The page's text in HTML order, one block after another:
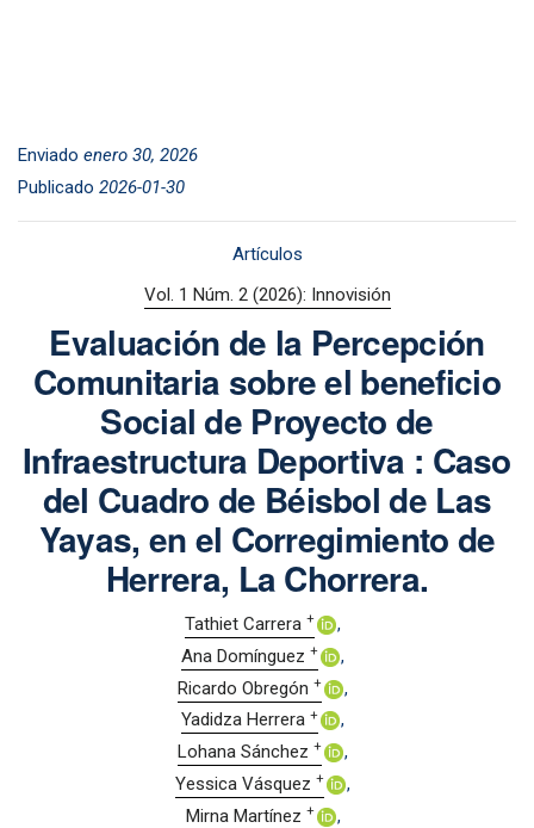
Enviado enero 30, 2026
Publicado 2026-01-30
Artículos
Vol. 1 Núm. 2 (2026): Innovisión
Evaluación de la Percepción
Comunitaria sobre el beneficio
Social de Proyecto de
Infraestructura Deportiva : Caso
del Cuadro de Béisbol de Las
Yayas, en el Corregimiento de
Herrera, La Chorrera.
Tathiet Carrera +
Ana Domínguez +
Ricardo Obregón +
Yadidza Herrera +
Lohana Sánchez +
Yessica Vásquez +
Mirna Martínez +